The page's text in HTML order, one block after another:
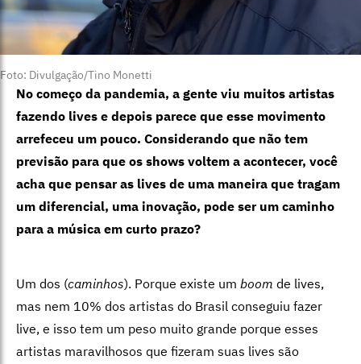
Foto: Divulgação/Tino Monetti
No começo da pandemia, a gente viu muitos artistas
fazendo lives e depois parece que esse movimento
arrefeceu um pouco. Considerando que não tem
previsão para que os shows voltem a acontecer, você
acha que pensar as lives de uma maneira que tragam
um diferencial, uma inovação, pode ser um caminho
para a música em curto prazo?
Um dos (caminhos). Porque existe um boom de lives,
mas nem 10% dos artistas do Brasil conseguiu fazer
live, e isso tem um peso muito grande porque esses
artistas maravilhosos que fizeram suas lives são